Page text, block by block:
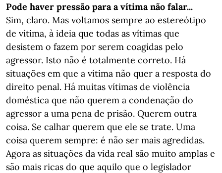
Pode haver pressão para a vítima não falar...
Sim, claro. Mas voltamos sempre ao estereótipo
de vítima, à ideia que todas as vítimas que
desistem o fazem por serem coagidas pelo
agressor. Isto não é totalmente correto. Há
situações em que a vítima não quer a resposta do
direito penal. Há muitas vítimas de violência
doméstica que não querem a condenação do
agressor a uma pena de prisão. Querem outra
coisa. Se calhar querem que ele se trate. Uma
coisa querem sempre: é não ser mais agredidas.
Agora as situações da vida real são muito amplas e
são mais ricas do que aquilo que o legislador